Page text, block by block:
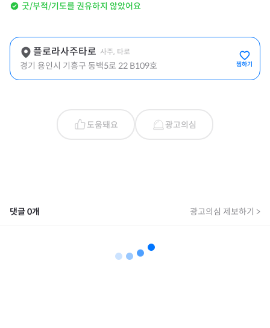
굿/부적/기도를 권유하지 않았어요
플로라사주타로 사주, 타로
경기 용인시 기흥구 동백5로 22 B109호 찜하기
도움돼요 광고의심
댓글0개 광고의심 제보하기 >